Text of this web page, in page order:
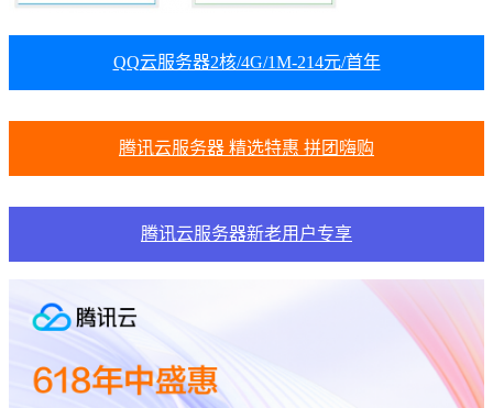
QQ云服务器2核/4G/1M-214元/首年
腾讯云服务器 精选特惠 拼团嗨购
腾讯云服务器新老用户专享